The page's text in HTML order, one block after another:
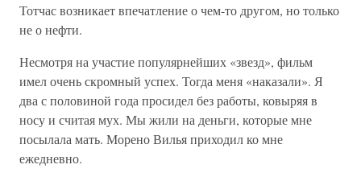
Тотчас возникает впечатление о чем-то другом, но только
не о нефти.
Несмотря на участие популярнейших «звезд», фильм
имел очень скромный успех. Тогда меня «наказали». Я
два с половиной года просидел без работы, ковыряя в
носу и считая мух. Мы жили на деньги, которые мне
посылала мать. Морено Вилья приходил ко мне
ежедневно.